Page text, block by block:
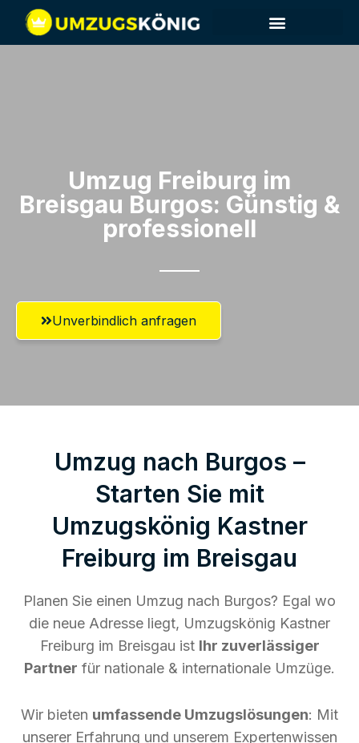
Umzug Freiburg im
Breisgau​ Burgos: Günstig &
professionell​
Unverbindlich anfragen
Umzug nach Burgos –
Starten Sie mit
Umzugskönig Kastner
Freiburg im Breisgau
Planen Sie einen Umzug nach Burgos? Egal wo
die neue Adresse liegt, Umzugskönig Kastner
Freiburg im Breisgau ist Ihr zuverlässiger
Partner für nationale & internationale Umzüge.
Wir bieten umfassende Umzugslösungen: Mit
unserer Erfahrung und unserem Expertenwissen